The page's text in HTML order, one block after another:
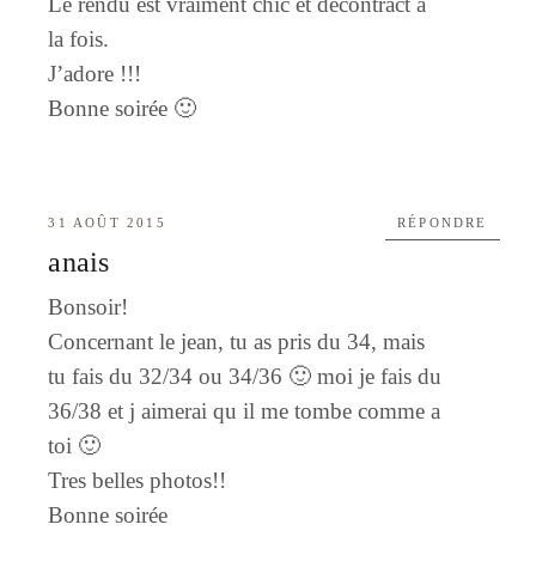
la fois.
J’adore !!!
Bonne soirée 🙂
31 AOÛT 2015
anais
Bonsoir!
Concernant le jean, tu as pris du 34, mais
tu fais du 32/34 ou 34/36 🙂 moi je fais du
36/38 et j aimerai qu il me tombe comme a
toi 🙂
Tres belles photos!!
Bonne soirée
RÉPONDRE